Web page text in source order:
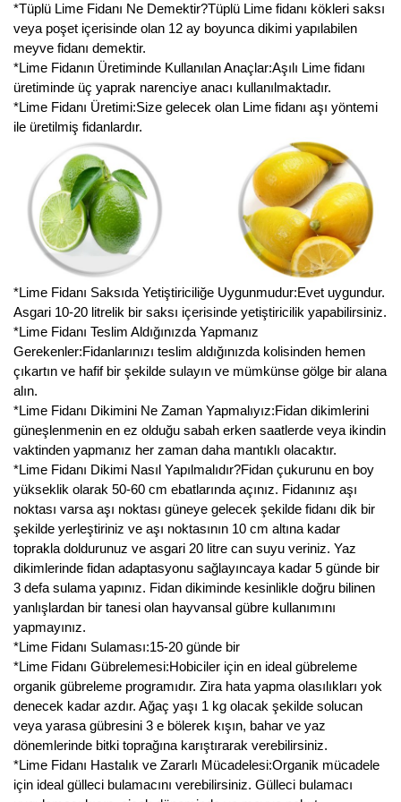
*Tüplü Lime Fidanı Ne Demektir?Tüplü Lime fidanı kökleri saksı
veya poşet içerisinde olan 12 ay boyunca dikimi yapılabilen
meyve fidanı demektir.
*Lime Fidanın Üretiminde Kullanılan Anaçlar:Aşılı Lime fidanı
üretiminde üç yaprak narenciye anacı kullanılmaktadır.
*Lime Fidanı Üretimi:Size gelecek olan Lime fidanı aşı yöntemi
ile üretilmiş fidanlardır.
*Lime Fidanı Saksıda Yetiştiriciliğe Uygunmudur:Evet uygundur.
Asgari 10-20 litrelik bir saksı içerisinde yetiştiricilik yapabilirsiniz.
*Lime Fidanı Teslim Aldığınızda Yapmanız
Gerekenler:Fidanlarınızı teslim aldığınızda kolisinden hemen
çıkartın ve hafif bir şekilde sulayın ve mümkünse gölge bir alana
alın.
*Lime Fidanı Dikimini Ne Zaman Yapmalıyız:Fidan dikimlerini
güneşlenmenin en ez olduğu sabah erken saatlerde veya ikindin
vaktinden yapmanız her zaman daha mantıklı olacaktır.
*Lime Fidanı Dikimi Nasıl Yapılmalıdır?Fidan çukurunu en boy
yükseklik olarak 50-60 cm ebatlarında açınız. Fidanınız aşı
noktası varsa aşı noktası güneye gelecek şekilde fidanı dik bir
şekilde yerleştiriniz ve aşı noktasının 10 cm altına kadar
toprakla doldurunuz ve asgari 20 litre can suyu veriniz. Yaz
dikimlerinde fidan adaptasyonu sağlayıncaya kadar 5 günde bir
3 defa sulama yapınız. Fidan dikiminde kesinlikle doğru bilinen
yanlışlardan bir tanesi olan hayvansal gübre kullanımını
yapmayınız.
*Lime Fidanı Sulaması:15-20 günde bir
*Lime Fidanı Gübrelemesi:Hobiciler için en ideal gübreleme
organik gübreleme programıdır. Zira hata yapma olasılıkları yok
denecek kadar azdır. Ağaç yaşı 1 kg olacak şekilde solucan
veya yarasa gübresini 3 e bölerek kışın, bahar ve yaz
dönemlerinde bitki toprağına karıştırarak verebilirsiniz.
*Lime Fidanı Hastalık ve Zararlı Mücadelesi:Organik mücadele
için ideal gülleci bulamacını verebilirsiniz. Gülleci bulamacı